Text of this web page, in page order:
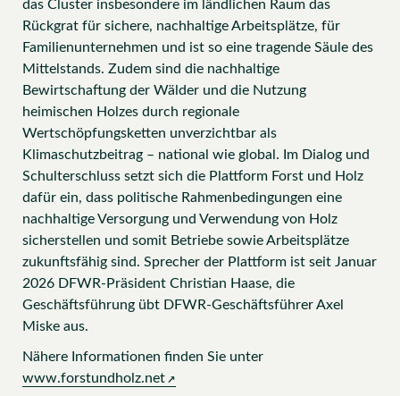
das Cluster insbesondere im ländlichen Raum das
Rückgrat für sichere, nachhaltige Arbeitsplätze, für
Familienunternehmen und ist so eine tragende Säule des
Mittelstands. Zudem sind die nachhaltige
Bewirtschaftung der Wälder und die Nutzung
heimischen Holzes durch regionale
Wertschöpfungsketten unverzichtbar als
Klimaschutzbeitrag – national wie global. Im Dialog und
Schulterschluss setzt sich die Plattform Forst und Holz
dafür ein, dass politische Rahmenbedingungen eine
nachhaltige Versorgung und Verwendung von Holz
sicherstellen und somit Betriebe sowie Arbeitsplätze
zukunftsfähig sind. Sprecher der Plattform ist seit Januar
2026 DFWR-Präsident Christian Haase, die
Geschäftsführung übt DFWR-Geschäftsführer Axel
Miske aus.
Nähere Informationen finden Sie unter
www.forstundholz.net